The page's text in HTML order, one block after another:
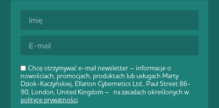
Chcę otrzymywać e-mail newsletter – informacje o
nowościach, promocjach, produktach lub usługach Marty
Dziok-Kaczyńskiej, Ellarion Cybernetics Ltd., Paul Street 86-
90, London, United Kingdom – na zasadach określonych w
polityce prywatności.